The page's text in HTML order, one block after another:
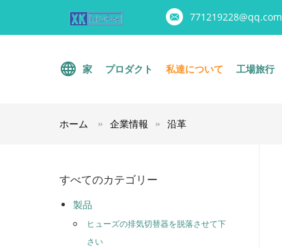
771219228@qq.com
家 プロダクト 私達について 工場旅行
ホーム 企業情報 沿革
すべてのカテゴリー
製品
ヒューズの排気切替器を脱落させて下
さい